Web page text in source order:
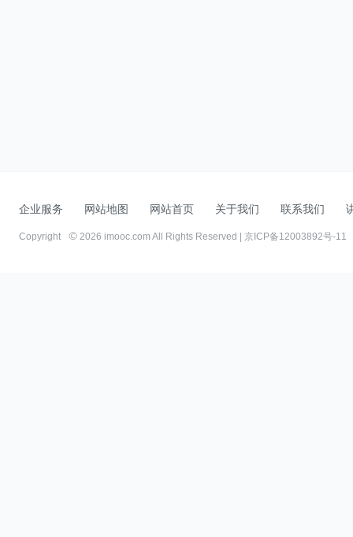
企业服务 网站地图 网站首页 关于我们 联系我们
Copyright 2026 imooc.com All Rights Reserved | 京ICP备12003892号-11